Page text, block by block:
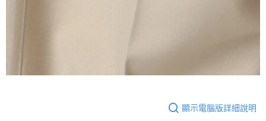
顯示電腦版詳細說明